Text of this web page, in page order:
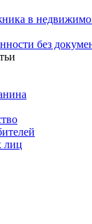
в
без
лиц